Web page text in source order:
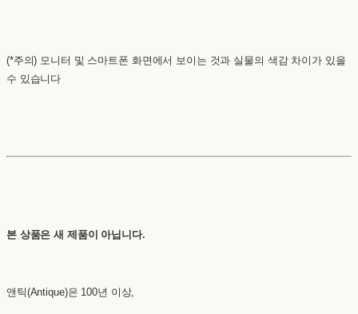
(*주의) 모니터 및 스마트폰 화면에서 보이는 것과 실물의 색감 차이가 있을
수 있습니다
본 상품은 새 제품이 아닙니다.
앤틱(Antique)은 100년 이상,